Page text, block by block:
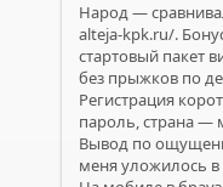
Народ —
alteja-kpk.ru/.
стартовый пакет
без прыжков по
Регистрация
пароль, страна —
Вывод по
меня уложилось в